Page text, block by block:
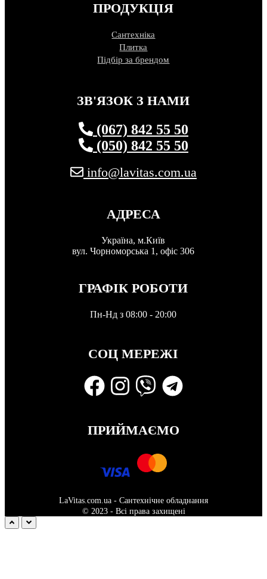
ПРОДУКЦІЯ
Сантехніка
Плитка
Підбір за брендом
ЗВ'ЯЗОК З НАМИ
(067) 842 55 50
(050) 842 55 50
info@lavitas.com.ua
АДРЕСА
Україна, м.Київ
вул. Чорноморська 1, офіс 306
ГРАФІК РОБОТИ
Пн-Нд з 08:00 - 20:00
СОЦ МЕРЕЖІ
ПРИЙМАЄМО
LaVitas.com.ua - Сантехнічне обладнання
© 2023 - Всі права захищені